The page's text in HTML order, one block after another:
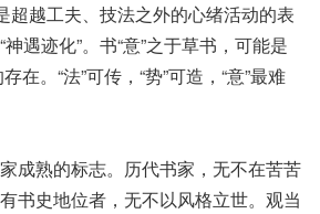
超越工夫、技法之外的心绪活动的表
遇迹化”。书“意”之于草书，可能是
在。“法”可传，“势”可造，“意”最难
熟的标志。历代书家，无不在苦苦
书史地位者，无不以风格立世。观当